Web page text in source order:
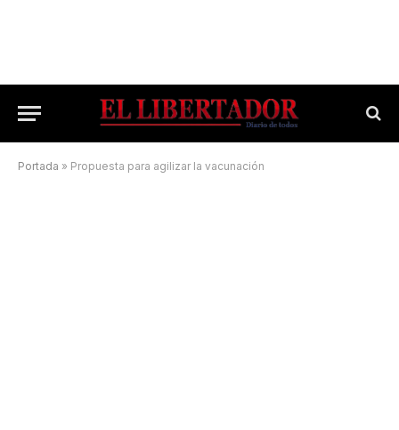
Portada » Propuesta para agilizar la vacunación